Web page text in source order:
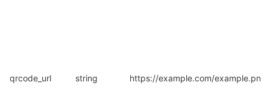
qrcode_url string https://example.com/example.png